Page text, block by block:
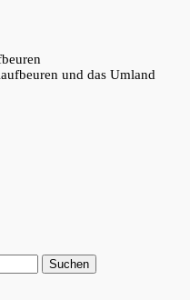
und das Umland